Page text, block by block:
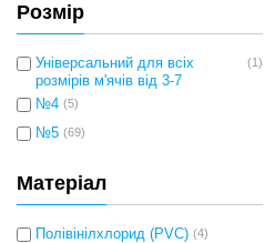
Розмір
Універсальний для всіх
розмірів м'ячів від 3-7
(1)
№4 (5)
№5 (69)
Матеріал
Полівінілхлорид (PVC) (4)